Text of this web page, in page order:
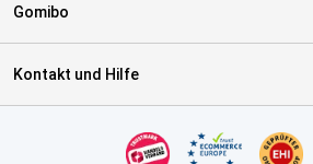
Gomibo
Kontakt und Hilfe